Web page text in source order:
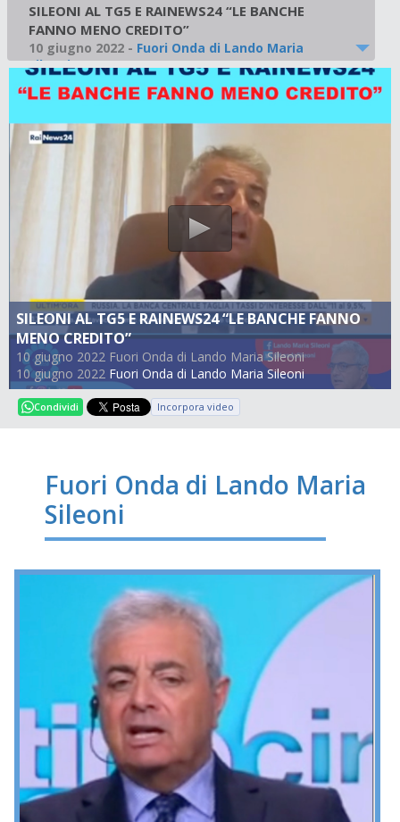
SILEONI AL TG5 E RAINEWS24 “LE BANCHE FANNO
MENO CREDITO”
10 giugno 2022 Fuori Onda di Lando Maria Sileoni
10 giugno 2022 Fuori Onda di Lando Maria Sileoni
SILEONI AL TG5 E RAINEWS24 “LE BANCHE
FANNO MENO CREDITO”
10 giugno 2022 - Fuori Onda di Lando Maria
Sileoni
Condividi Incorpora video
Fuori Onda di Lando Maria
Sileoni